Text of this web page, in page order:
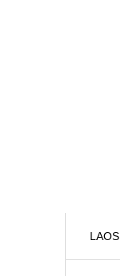
LAOS